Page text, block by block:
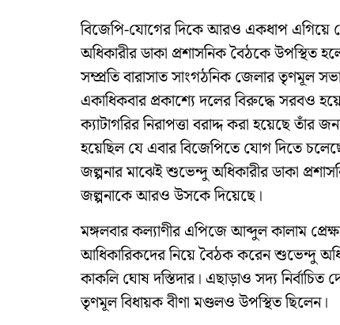
বিজেপি-যোগের দিকে আরও একধাপ এগিয়ে
অধিকারীর ডাকা প্রশাসনিক বৈঠকে উপস্থিত
সম্প্রতি বারাসাত সাংগঠনিক জেলার তৃণমূল
একাধিকবার প্রকাশ্যে দলের বিরুদ্ধে সরবও
ক্যাটাগরির নিরাপত্তা বরাদ্দ করা হয়েছে
হয়েছিল যে এবার বিজেপিতে যোগ দিতে
জল্পনার মাঝেই শুভেন্দু অধিকারীর ডাকা
জল্পনাকে আরও উসকে দিয়েছে।
মঙ্গলবার কল্যাণীর এপিজে আব্দুল কালাম
আধিকারিকদের নিয়ে বৈঠক করেন শুভেন্দু
কাকলি ঘোষ দস্তিদার। এছাড়াও সদ্য
তৃণমূল বিধায়ক বীণা মণ্ডলও উপস্থিত ছিলেন।